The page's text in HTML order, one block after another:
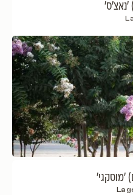
'נאצ'ס'
'מוסקגי'